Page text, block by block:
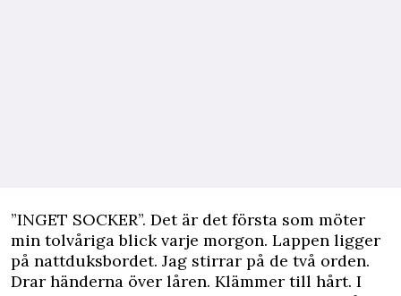
”INGET SOCKER”. Det är det första som möter
min tolvåriga blick varje morgon. Lappen ligger
på nattduksbordet. Jag stirrar på de två orden.
Drar händerna över låren. Klämmer till hårt. I